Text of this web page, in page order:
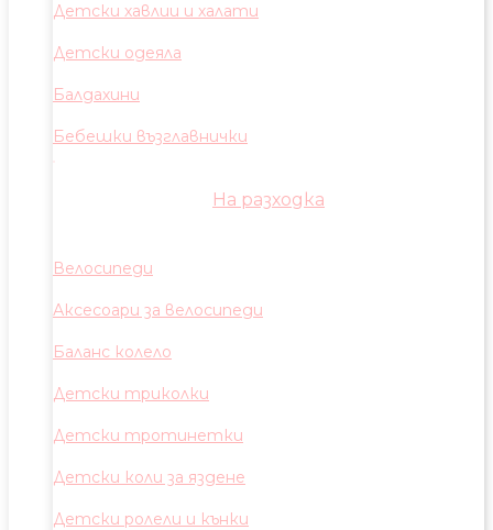
Детски хавлии и халати
Детски одеяла
Балдахини
Бебешки възглавнички
На разходка
Велосипеди
Аксесоари за велосипеди
Баланс колело
Детски триколки
Детски тротинетки
Детски коли за яздене
Детски ролели и кънки